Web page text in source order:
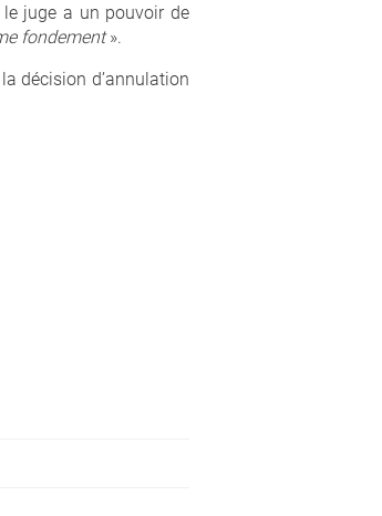
le juge a un pouvoir de
fondement».
décision d’annulation